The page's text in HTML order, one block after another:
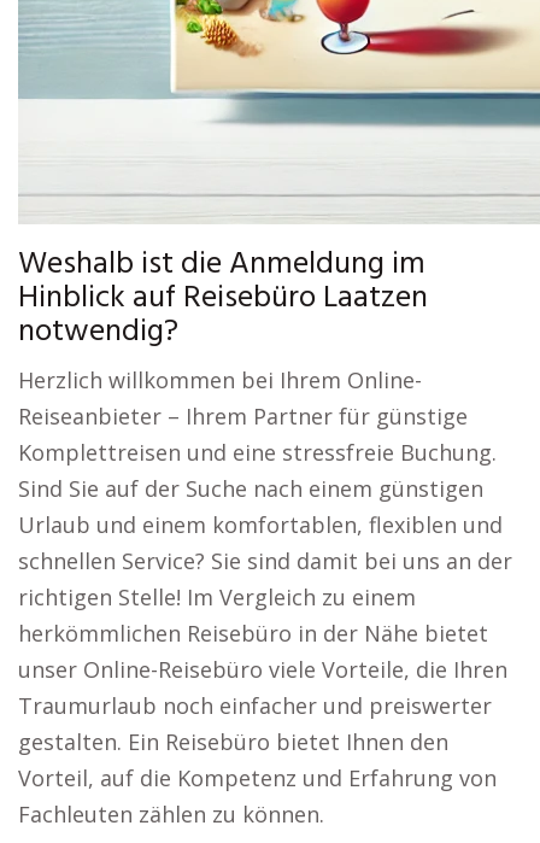
Weshalb ist die Anmeldung im
Hinblick auf Reisebüro Laatzen
notwendig?
Herzlich willkommen bei Ihrem Online-
Reiseanbieter – Ihrem Partner für günstige
Komplettreisen und eine stressfreie Buchung.
Sind Sie auf der Suche nach einem günstigen
Urlaub und einem komfortablen, flexiblen und
schnellen Service? Sie sind damit bei uns an der
richtigen Stelle! Im Vergleich zu einem
herkömmlichen Reisebüro in der Nähe bietet
unser Online-Reisebüro viele Vorteile, die Ihren
Traumurlaub noch einfacher und preiswerter
gestalten. Ein Reisebüro bietet Ihnen den
Vorteil, auf die Kompetenz und Erfahrung von
Fachleuten zählen zu können.